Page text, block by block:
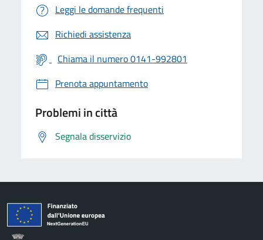
Leggi le domande frequenti
Richiedi assistenza
Chiama il numero 0141-992801
Prenota appuntamento
Problemi in città
Segnala disservizio